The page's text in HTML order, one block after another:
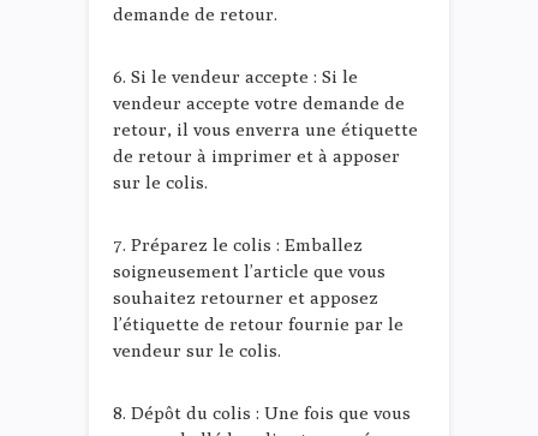
demande de retour.
6. Si le vendeur accepte : Si le
vendeur accepte votre demande de
retour, il vous enverra une étiquette
de retour à imprimer et à apposer
sur le colis.
7. Préparez le colis : Emballez
soigneusement l’article que vous
souhaitez retourner et apposez
l’étiquette de retour fournie par le
vendeur sur le colis.
8. Dépôt du colis : Une fois que vous